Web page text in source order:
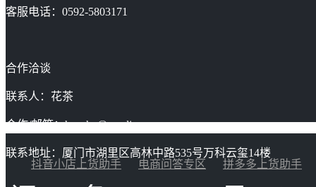
客服电话：0592-5803171
合作洽谈
联系人：花茶
合作/邮箱：huacha@gaoding.com
联系地址：厦门市湖里区高林中路535号万科云玺14楼
抖音小店上货助手
电商问答专区 拼多多上货助手